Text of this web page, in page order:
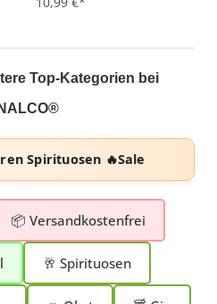
Top-Kategorien bei
Spirituosen 🔥Sale
📦 Versandkostenfrei
🥂 Spirituosen